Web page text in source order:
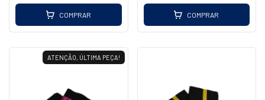
COMPRAR COMPRAR
ATENÇÃO, ÚLTIMA PEÇA!